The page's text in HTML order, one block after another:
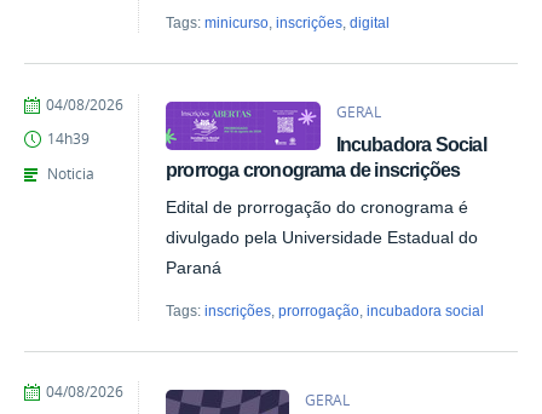
Tags:minicurso,inscrições,digital
GERAL
Incubadora Social
prorroga cronograma de inscrições
Edital de prorrogação do cronograma é
divulgado pela Universidade Estadual do
Paraná
Tags:inscrições ,prorrogação ,incubadora social
por
Kais
de
publicado
04/08/2026
14h39
Noticia
GERAL
por
publicado
04/08/2026